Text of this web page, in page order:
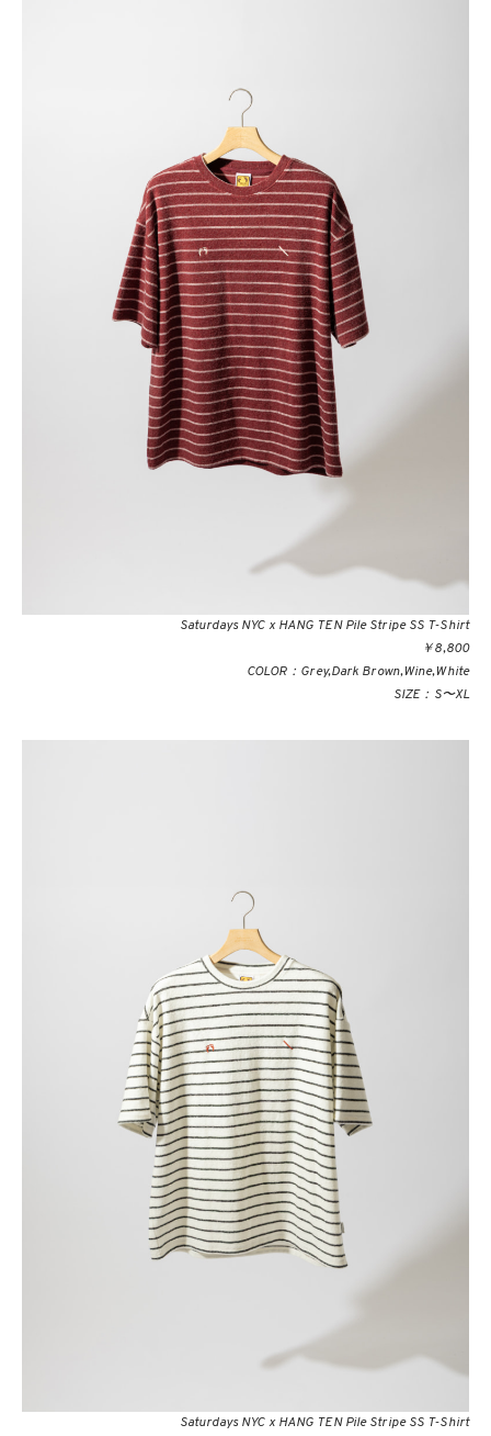
Saturdays NYC x HANG TEN Pile Stripe SS T-Shirt
￥8,800
COLOR：Grey,Dark Brown,Wine,White
SIZE：S〜XL
Saturdays NYC x HANG TEN Pile Stripe SS T-Shirt